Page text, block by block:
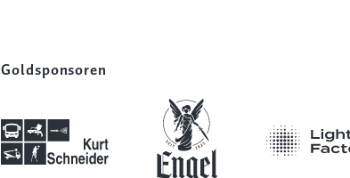
Goldsponsoren